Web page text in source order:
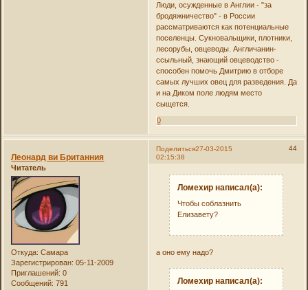
Люди, осужденные в Англии - "за
бродяжничество" - в России
рассматриваются как потенциальные
поселенцы. Сукновальщики, плотники,
лесорубы, овцеводы. Англичанин-
ссыльный, знающий овцеводство -
способен помочь Дмитрию в отборе
самых лучших овец для разведения. Да
и на Диком поле людям место
сыщется.
0
Поделиться 44
27-03-2015
02:15:38
Леонард ви Британния
Читатель
Откуда: Самара
Зарегистрирован: 05-11-2009
Приглашений: 0
Сообщений: 791
Ломехир написал(а):
Чтобы соблазнить
Елизавету?
а оно ему надо?
Ломехир написал(а):